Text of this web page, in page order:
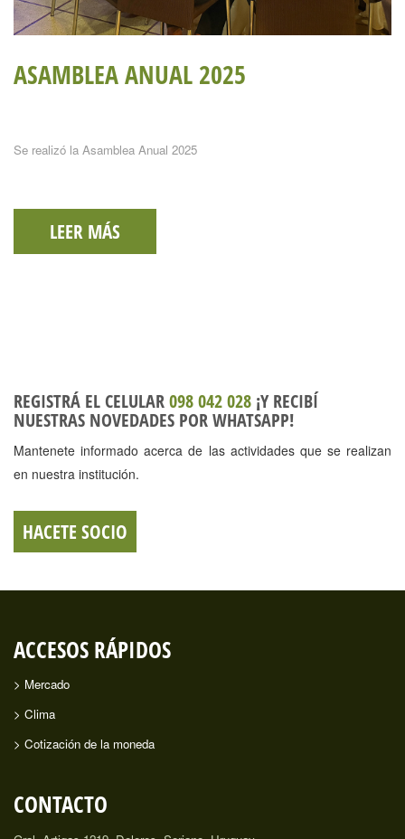
ASAMBLEA ANUAL 2025
Se realizó la Asamblea Anual 2025
LEER MÁS
REGISTRÁ EL CELULAR098 042 028 ¡Y RECIBÍ
NUESTRAS NOVEDADES POR WHATSAPP!
Mantenete informado acerca de las actividades que se realizan
en nuestra institución.
HACETE SOCIO
ACCESOS RÁPIDOS
> Mercado
> Clima
> Cotización de la moneda
CONTACTO